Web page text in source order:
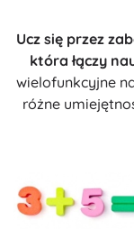
Ucz się przez
która łączy
wielofunkcyjne
różne